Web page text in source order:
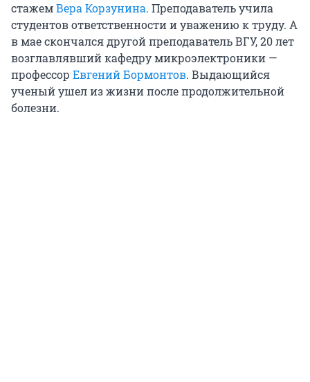
стажемВера Корзунина. Преподаватель учила
студентов ответственности и уважению к труду. А
в мае скончался другой преподаватель ВГУ, 20 лет
возглавлявший кафедру микроэлектроники —
профессор Евгений Бормонтов. Выдающийся
ученый ушел из жизни после продолжительной
болезни.